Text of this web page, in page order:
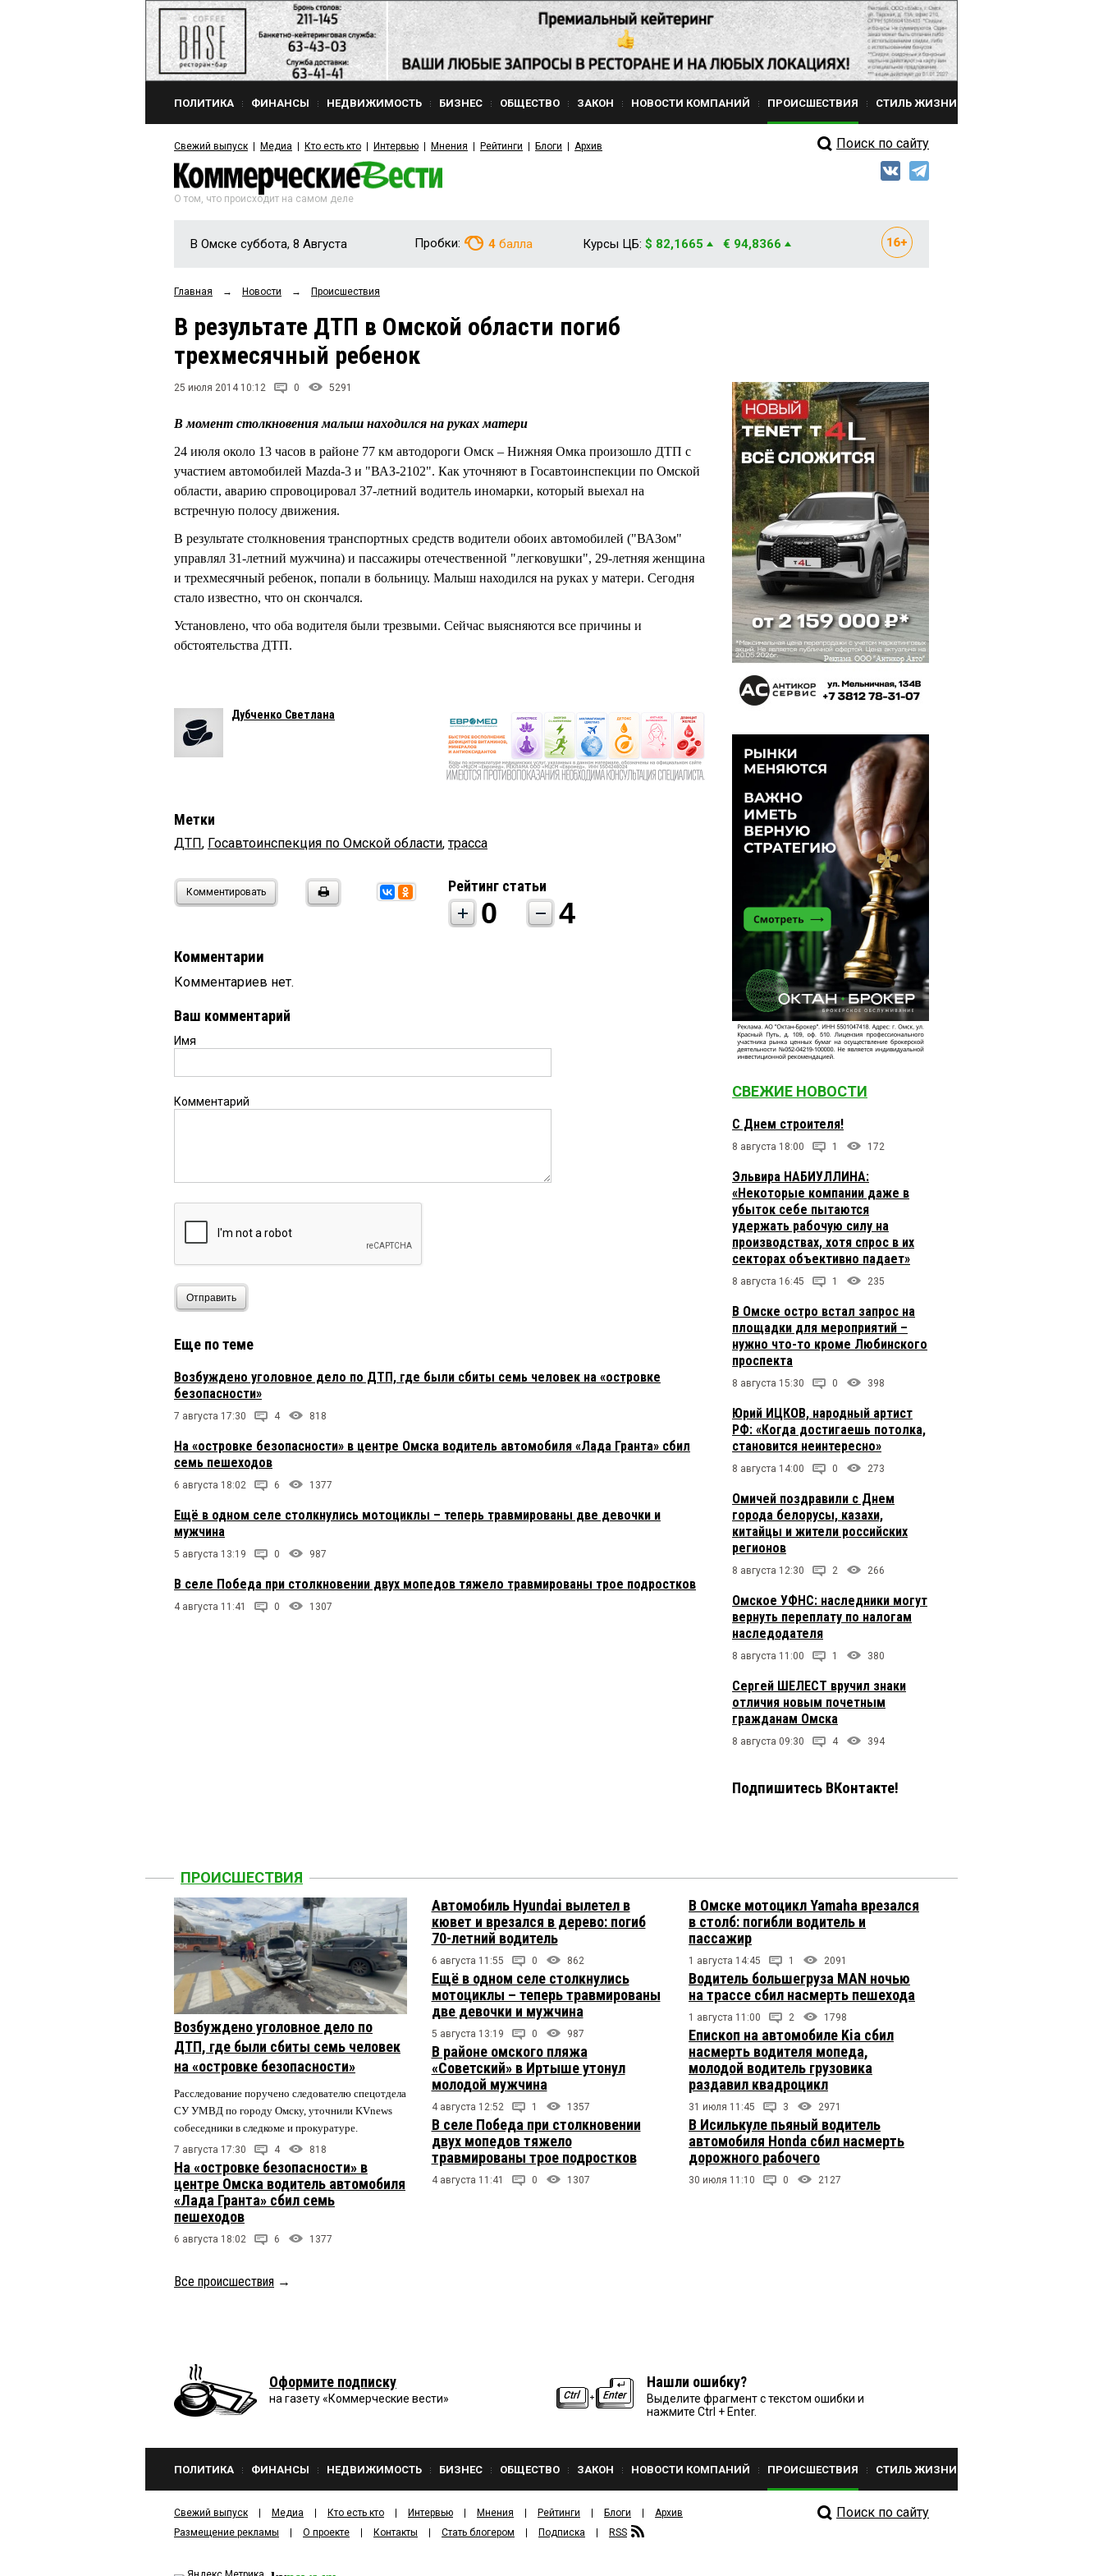
ПОЛИТИКА ФИНАНСЫ НЕДВИЖИМОСТЬ БИЗНЕС ОБЩЕСТВО ЗАКОН НОВОСТИ КОМПАНИЙ ПРОИСШЕСТВИЯ СТИЛЬ ЖИЗНИ
Свежий выпуск Медиа Кто есть кто Интервью Мнения Рейтинги Блоги Архив Поиск по сайту
О том, что происходит на самом деле
В Омске суббота, 8 Августа Пробки: 4 балла Курсы ЦБ: $ 82,1665 € 94,8366
Главная → Новости → Происшествия
В результате ДТП в Омской области погиб
трехмесячный ребенок
25 июля 2014 10:12 0 5291
В момент столкновения малыш находился на руках матери
24 июля около 13 часов в районе 77 км автодороги Омск – Нижняя Омка произошло ДТП с
участием автомобилей Mazda-3 и "ВАЗ-2102". Как уточняют в Госавтоинспекции по Омской
области, аварию спровоцировал 37-летний водитель иномарки, который выехал на
встречную полосу движения.
В результате столкновения транспортных средств водители обоих автомобилей ("ВАЗом"
управлял 31-летний мужчина) и пассажиры отечественной "легковушки", 29-летняя женщина
и трехмесячный ребенок, попали в больницу. Малыш находился на руках у матери. Сегодня
стало известно, что он скончался.
Установлено, что оба водителя были трезвыми. Сейчас выясняются все причины и
обстоятельства ДТП.
Дубченко Светлана
Метки
ДТП, Госавтоинспекция по Омской области,трасса
Комментировать Рейтинг статьи
0 4
Комментарии
Комментариев нет.
Ваш комментарий
Имя
Комментарий
Отправить
Еще по теме
Возбуждено уголовное дело по ДТП, где были сбиты семь человек на «островке
безопасности»
7 августа 17:30 4 818
На «островке безопасности» в центре Омска водитель автомобиля «Лада Гранта» сбил
семь пешеходов
6 августа 18:02 6 1377
Ещё в одном селе столкнулись мотоциклы – теперь травмированы две девочки и
мужчина
5 августа 13:19 0 987
В селе Победа при столкновении двух мопедов тяжело травмированы трое подростков
4 августа 11:41 0 1307
СВЕЖИЕ НОВОСТИ
С Днем строителя!
8 августа 18:00 1 172
Эльвира НАБИУЛЛИНА:
«Некоторые компании даже в
убыток себе пытаются
удержать рабочую силу на
производствах, хотя спрос в их
секторах объективно падает»
8 августа 16:45 1 235
В Омске остро встал запрос на
площадки для мероприятий –
нужно что-то кроме Любинского
проспекта
8 августа 15:30 0 398
Юрий ИЦКОВ, народный артист
РФ: «Когда достигаешь потолка,
становится неинтересно»
8 августа 14:00 0 273
Омичей поздравили с Днем
города белорусы, казахи,
китайцы и жители российских
регионов
8 августа 12:30 2 266
Омское УФНС: наследники могут
вернуть переплату по налогам
наследодателя
8 августа 11:00 1 380
Сергей ШЕЛЕСТ вручил знаки
отличия новым почетным
гражданам Омска
8 августа 09:30 4 394
Подпишитесь ВКонтакте!
ПРОИСШЕСТВИЯ
Возбуждено уголовное дело по
ДТП, где были сбиты семь человек
на «островке безопасности»
Расследование поручено следователю спецотдела
СУ УМВД по городу Омску, уточнили KVnews
собеседники в следкоме и прокуратуре.
7 августа 17:30 4 818
На «островке безопасности» в
центре Омска водитель автомобиля
«Лада Гранта» сбил семь
пешеходов
6 августа 18:02 6 1377
Автомобиль Hyundai вылетел в
кювет и врезался в дерево: погиб
70-летний водитель
6 августа 11:55 0 862
Ещё в одном селе столкнулись
мотоциклы – теперь травмированы
две девочки и мужчина
5 августа 13:19 0 987
В районе омского пляжа
«Советский» в Иртыше утонул
молодой мужчина
4 августа 12:52 1 1357
В селе Победа при столкновении
двух мопедов тяжело
травмированы трое подростков
4 августа 11:41 0 1307
В Омске мотоцикл Yamaha врезался
в столб: погибли водитель и
пассажир
1 августа 14:45 1 2091
Водитель большегруза MAN ночью
на трассе сбил насмерть пешехода
1 августа 11:00 2 1798
Епископ на автомобиле Kia сбил
насмерть водителя мопеда,
молодой водитель грузовика
раздавил квадроцикл
31 июля 11:45 3 2971
В Исилькуле пьяный водитель
автомобиля Honda сбил насмерть
дорожного рабочего
30 июля 11:10 0 2127
Все происшествия →
Оформите подписку
на газету «Коммерческие вести»
Нашли ошибку?
Выделите фрагмент с текстом ошибки и
нажмите Ctrl + Enter.
ПОЛИТИКА ФИНАНСЫ НЕДВИЖИМОСТЬ БИЗНЕС ОБЩЕСТВО ЗАКОН НОВОСТИ КОМПАНИЙ ПРОИСШЕСТВИЯ СТИЛЬ ЖИЗНИ
Свежий выпуск Медиа Кто есть кто Интервью Мнения Рейтинги Блоги
Архив
Размещение рекламы
О проекте Контакты Стать блогером Подписка RSS
Поиск по сайту